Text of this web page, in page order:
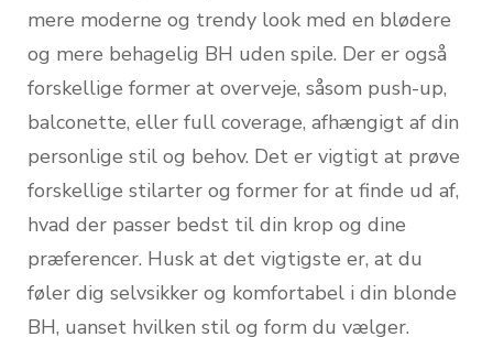
mere moderne og trendy look med en blødere
og mere behagelig BH uden spile. Der er også
forskellige former at overveje, såsom push-up,
balconette, eller full coverage, afhængigt af din
personlige stil og behov. Det er vigtigt at prøve
forskellige stilarter og former for at finde ud af,
hvad der passer bedst til din krop og dine
præferencer. Husk at det vigtigste er, at du
føler dig selvsikker og komfortabel i din blonde
BH, uanset hvilken stil og form du vælger.